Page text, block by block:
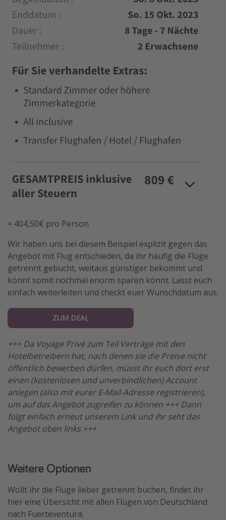
= 404,50€ pro Person
Wir haben uns bei diesem Beispiel explizit gegen das
Angebot mit Flug entschieden, da ihr häufig die Flüge
getrennt gebucht, weitaus günstiger bekommt und
könnt somit nochmal enorm sparen könnt. Lasst euch
einfach weiterleiten und checkt euer Wunschdatum aus.
ZUM DEAL
+++ Da Voyage Privé zum Teil Verträge mit den
Hotelbetreibern hat, nach denen sie die Preise nicht
öffentlich bewerben dürfen, müsst ihr euch dort erst
einen (kostenlosen und unverbindlichen) Account
anlegen (also mit eurer E-Mail-Adresse registrieren),
um auf das Angebot zugreifen zu können +++ Dann
folgt einfach erneut unserem Link und ihr seht das
Angebot oben links +++
Weitere Optionen
Wollt ihr die Flüge lieber getrennt buchen, findet ihr
hier eine Übersicht mit allen Flügen von Deutschland
nach Fuerteventura.